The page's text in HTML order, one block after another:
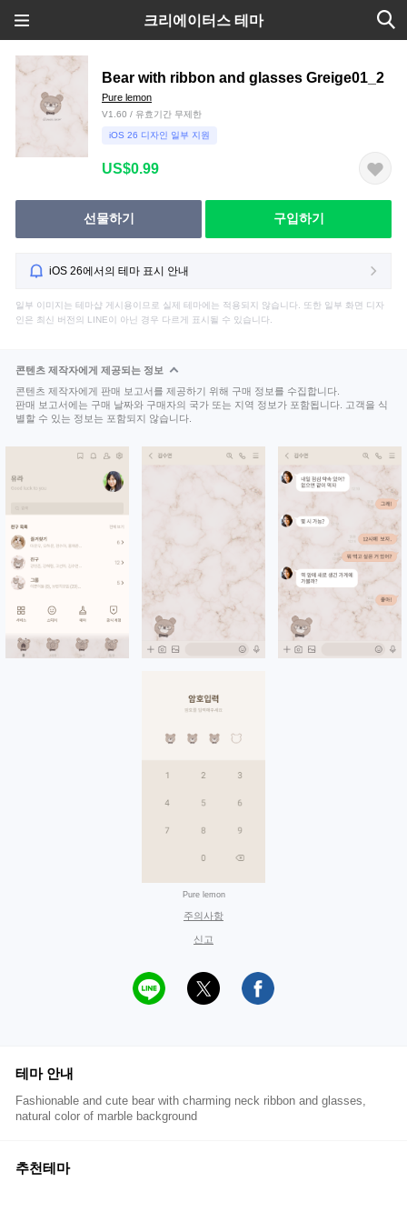
크리에이터스 테마
Bear with ribbon and glasses Greige01_2
Pure lemon
V1.60 / 유효기간 무제한
iOS 26 디자인 일부 지원
US$0.99
선물하기 구입하기
iOS 26에서의 테마 표시 안내
일부 이미지는 테마샵 게시용이므로 실제 테마에는 적용되지 않습니다. 또한 일부 화면 디자
인은 최신 버전의 LINE이 아닌 경우 다르게 표시될 수 있습니다.
콘텐츠 제작자에게 제공되는 정보
콘텐츠 제작자에게 판매 보고서를 제공하기 위해 구매 정보를 수집합니다.
판매 보고서에는 구매 날짜와 구매자의 국가 또는 지역 정보가 포함됩니다. 고객을 식
별할 수 있는 정보는 포함되지 않습니다.
Pure lemon
주의사항
신고
테마 안내
Fashionable and cute bear with charming neck ribbon and glasses,
natural color of marble background
추천테마